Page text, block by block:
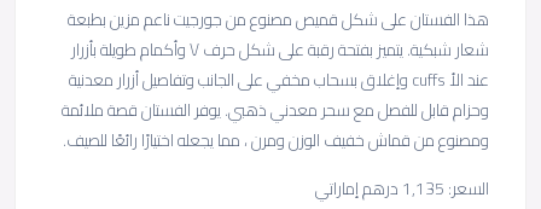
هذا الفستان على شكل قميص مصنوع من جورجيت ناعم مزين بطبعة
شعار شبكية. يتميز بفتحة رقبة على شكل حرف V وأكمام طويلة بأزرار
عند الأ cuffs وإغلاق بسحاب مخفي على الجانب وتفاصيل أزرار معدنية
وحزام قابل للفصل مع سحر معدني ذهبي. يوفر الفستان قصة ملائمة
ومصنوع من قماش خفيف الوزن ومرن ، مما يجعله اختيارًا رائعًا للصيف.
السعر: 1,135 درهم إماراتي